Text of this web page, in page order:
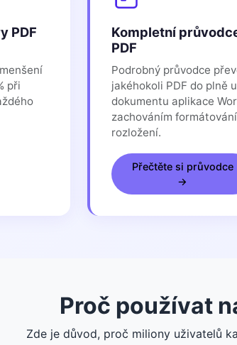
PDF
při
Kompletní
PDF
Podrobný průvodce
jakéhokoli PDF do plně
dokumentu aplikace
zachováním
rozložení.
Přečtěte si průvodce
→
Proč používat
Zde je důvod, proč miliony uživatelů